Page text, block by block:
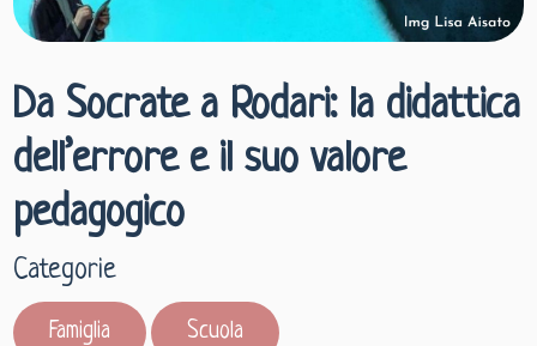
Da Socrate a Rodari: la didattica
dell’errore e il suo valore
pedagogico
Categorie
Famiglia Scuola